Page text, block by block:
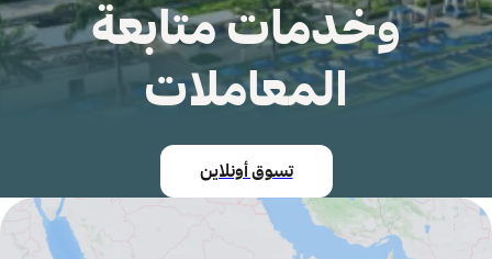
وخدمات متابعة
المعاملات
تسوق أونلاين